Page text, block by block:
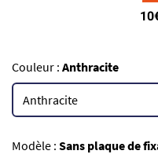
Couleur : Anthracite
Modèle : Sans plaque de